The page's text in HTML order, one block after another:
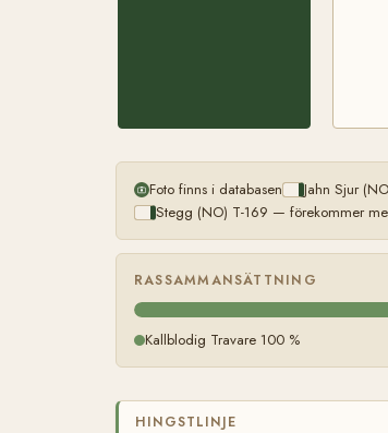
Foto finns i databasen Jahn Sjur
Stegg (NO) T-169 — förekommer
RASSAMMANSÄTTNING
Kallblodig Travare 100 %
HINGSTLINJE